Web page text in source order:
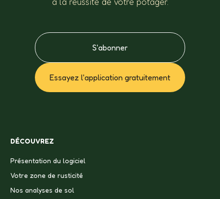
S'abonner
Essayez l'application gratuitement
DÉCOUVREZ
Présentation du logiciel
Votre zone de rusticité
Nos analyses de sol